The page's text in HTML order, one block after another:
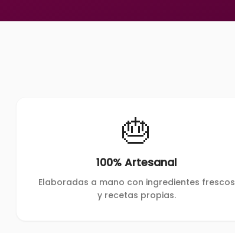
🎂
100% Artesanal
Elaboradas a mano con ingredientes frescos
y recetas propias.